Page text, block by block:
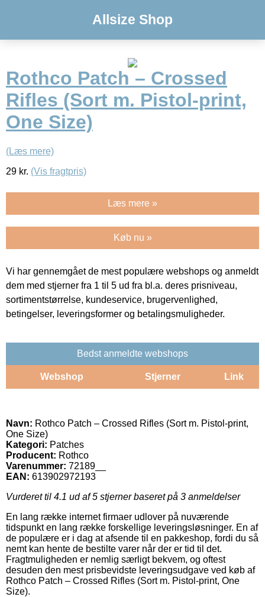
Allsize Shop
Rothco Patch – Crossed
Rifles (Sort m. Pistol-print,
One Size)
(Læs mere)
29 kr. (Vis fragtpris)
Læs mere »
Køb nu »
Vi har gennemgået de mest populære webshops og anmeldt
dem med stjerner fra 1 til 5 ud fra bl.a. deres prisniveau,
sortimentstørrelse, kundeservice, brugervenlighed,
betingelser, leveringsformer og betalingsmuligheder.
Bedst anmeldte webshops
Webshop Stjerner Link
Navn: Rothco Patch – Crossed Rifles (Sort m. Pistol-print,
One Size)
Kategori: Patches
Producent: Rothco
Varenummer: 72189__
EAN: 613902972193
Vurderet til 4.1 ud af 5 stjerner baseret på 3 anmeldelser
En lang række internet firmaer udlover på nuværende
tidspunkt en lang række forskellige leveringsløsninger. En af
de populære er i dag at afsende til en pakkeshop, fordi du så
nemt kan hente de bestilte varer når der er tid til det.
Fragtmuligheden er nemlig særligt bekvem, og oftest
desuden den mest prisbevidste leveringsudgave ved køb af
Rothco Patch – Crossed Rifles (Sort m. Pistol-print, One
Size).